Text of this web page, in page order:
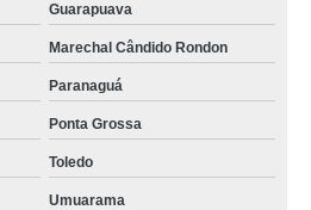
Guarapuava
Marechal Cândido Rondon
Paranaguá
Ponta Grossa
Toledo
Umuarama